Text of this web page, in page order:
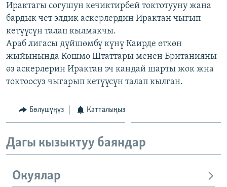
ЭЕ/АРнун бардык сайттары
Ирактагы согушун кечиктирбей токтотууну жана
бардык чет элдик аскерлердин Ирактан чыгып
кетүүсүн талап кылмакчы.
Араб лигасы дүйшөмбү күнү Каирде өткөн
жыйынында Кошмо Штаттары менен Британияны
өз аскерлерин Ирактан эч кандай шарты жок жна
токтоосуз чыгарып кетүүсүн талап кылган.
Бөлүшүңүз Катталыңыз
Дагы кызыктуу баяндар
Окуялар